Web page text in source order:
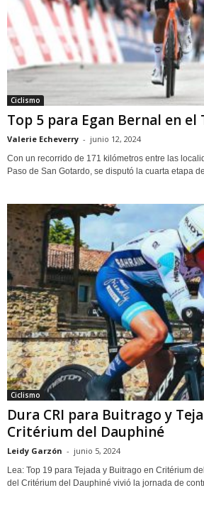
Ciclismo
Top 5 para Egan Bernal en el
Valerie Echeverry - junio 12, 2024
Con un recorrido de 171 kilómetros entre las
Paso de San Gotardo, se disputó la cuarta etapa
Ciclismo
Dura CRI para Buitrago y
Critérium del Dauphiné
Leidy Garzón - junio 5, 2024
Lea: Top 19 para Tejada y Buitrago en Critérium
del Critérium del Dauphiné vivió la jornada de